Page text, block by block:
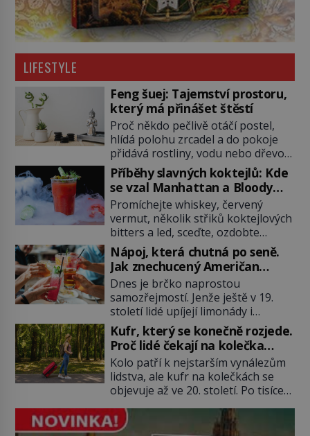
LIFESTYLE
Feng šuej: Tajemství prostoru,
který má přinášet štěstí
Proč někdo pečlivě otáčí postel,
hlídá polohu zrcadel a do pokoje
přidává rostliny, vodu nebo dřevo?
Feng šuej tvrdí, že domov není jen
soubor zdí a nábytku. Je to prostor,
kterým proudí energie čchi a jeho
uspořádání může ovlivňovat, jak se
v něm člověk cítí. Feng šuej má
kořeny ve staré Číně a jeho historie
[…]
Příběhy slavných koktejlů: Kde
se vzal Manhattan a Bloody
Mary?
Promíchejte whiskey, červený
vermut, několik střiků koktejlových
bitters a led, sceďte, ozdobte
koktejlovou třešinkou a tadá…
Manhattan je tu! A pokud to má být
skutečně on, dejte si pozor, ať
místo klasické americké rye
whiskey či klidně bourbonu
nepoužijete skotskou whisku. Co
se stane? Inu, koktejl bude stále
skvělý, ale už to nebude
Manhattan ale […]
Nápoj, která chutná po seně.
Jak znechucený Američan
vymyslel brčko
Dnes je brčko naprostou
samozřejmostí. Jenže ještě v 19.
století lidé upíjejí limonády i
koktejly dutými stébly žita nebo
žitné slámy. Fungují sice dobře,
mají ale jednu nepříjemnou
vlastnost po chvíli se rozmáčejí a
nápoji dodávají travnatou příchuť.
Právě tahle drobná nepříjemnost
přivede amerického výrobce
cigaretových náustků k nápadu,
Kufr, který se konečně rozjede.
Proč lidé čekají na kolečka
téměř pět tisíc let?
Kolo patří k nejstarším vynálezům
lidstva, ale kufr na kolečkách se
objevuje až ve 20. století. Po tisíce
rukou, na zádech nebo je nakládají
na povozy. Stačí přitom jediný